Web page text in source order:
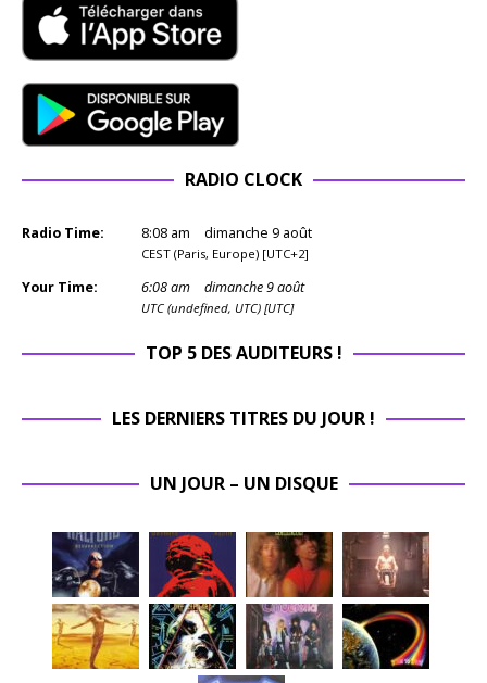
RADIO CLOCK
Radio Time: 8:08 am dimanche 9 août
CEST (Paris, Europe) [UTC+2]
Your Time: 6:08am dimanche 9 août
UTC (undefined, UTC) [UTC]
TOP 5 DES AUDITEURS !
LES DERNIERS TITRES DU JOUR !
UN JOUR – UN DISQUE